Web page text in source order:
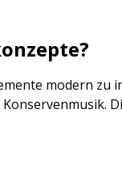
modern zu